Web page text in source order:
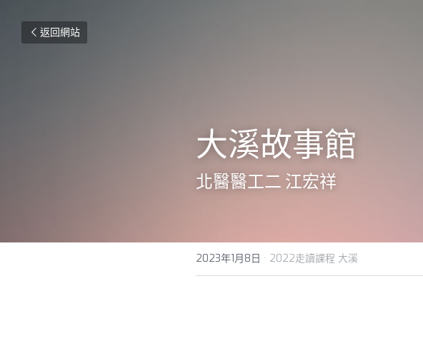
返回網站
大溪故事館
北醫醫工二 江宏祥
2023年1月8日 · 2022走讀課程 大溪